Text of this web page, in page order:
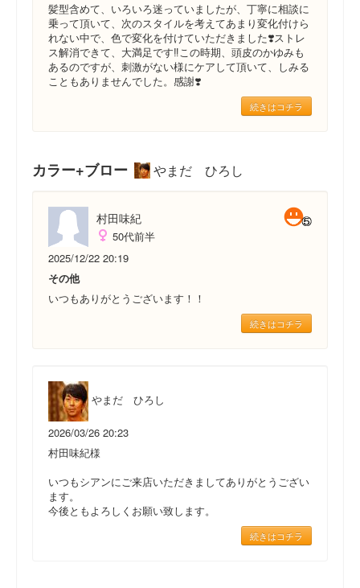
髪型含めて、いろいろ迷っていましたが、丁寧に相談に
乗って頂いて、次のスタイルを考えてあまり変化付けら
れない中で、色で変化を付けていただきました❣️ストレ
ス解消できて、大満足です‼️この時期、頭皮のかゆみも
あるのですが、刺激がない様にケアして頂いて、しみる
こともありませんでした。感謝❣️
続きはコチラ
カラー+ブロー やまだ ひろし
村田味紀
50代前半
2025/12/22 20:19
その他
いつもありがとうございます！！
続きはコチラ
やまだ ひろし
2026/03/26 20:23
村田味紀様
いつもシアンにご来店いただきましてありがとうござい
ます。
今後ともよろしくお願い致します。
続きはコチラ